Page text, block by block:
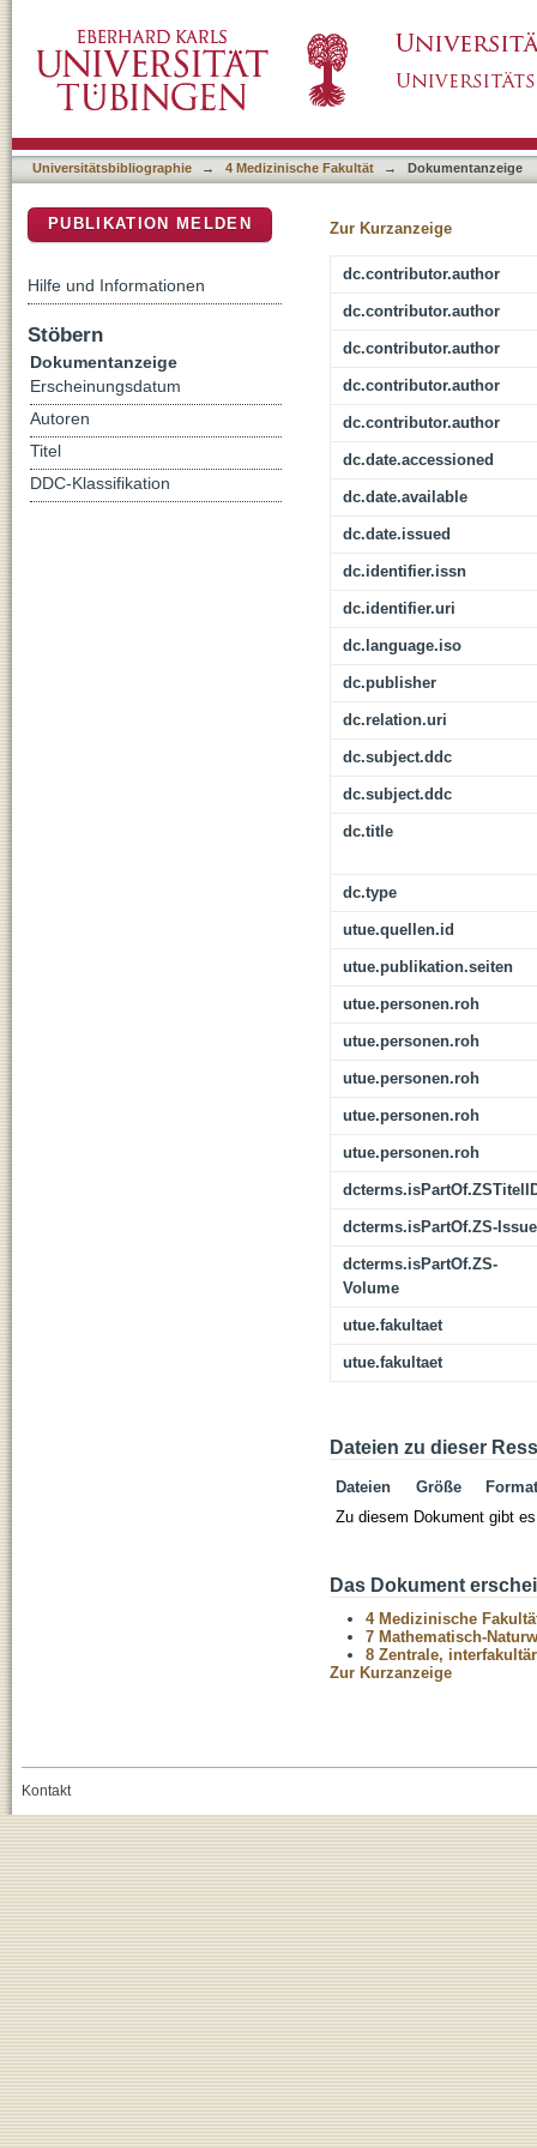
Smooth Muscle Cells
Universitätsbibliographie → 4 Medizinische Fakultät → Dokumentanzeige
Zur Kurzanzeige
dc.contributor.author
dc.contributor.author
dc.contributor.author
dc.contributor.author
dc.contributor.author
dc.date.accessioned
dc.date.available
dc.date.issued
dc.identifier.issn
dc.identifier.uri
dc.language.iso
dc.publisher
dc.relation.uri
dc.subject.ddc
dc.subject.ddc
dc.title
dc.type
utue.quellen.id
utue.publikation.seiten
utue.personen.roh
utue.personen.roh
utue.personen.roh
utue.personen.roh
utue.personen.roh
dcterms.isPartOf.ZS-Issue
dcterms.isPartOf.ZS-
Volume
utue.fakultaet
utue.fakultaet
Dateien zu dieser
Dateien Größe
Format
Zu diesem Dokument gibt
Das Dokument
4 Medizinische
7 Mathematisch-
8 Zentrale,
Zur Kurzanzeige
PUBLIKATION MELDEN
Hilfe und Informationen
Stöbern
Dokumentanzeige
Erscheinungsdatum
Autoren
Titel
DDC-Klassifikation
Kontakt